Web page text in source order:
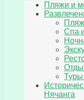
Пляжи и
Спа
Туры
Нячанга